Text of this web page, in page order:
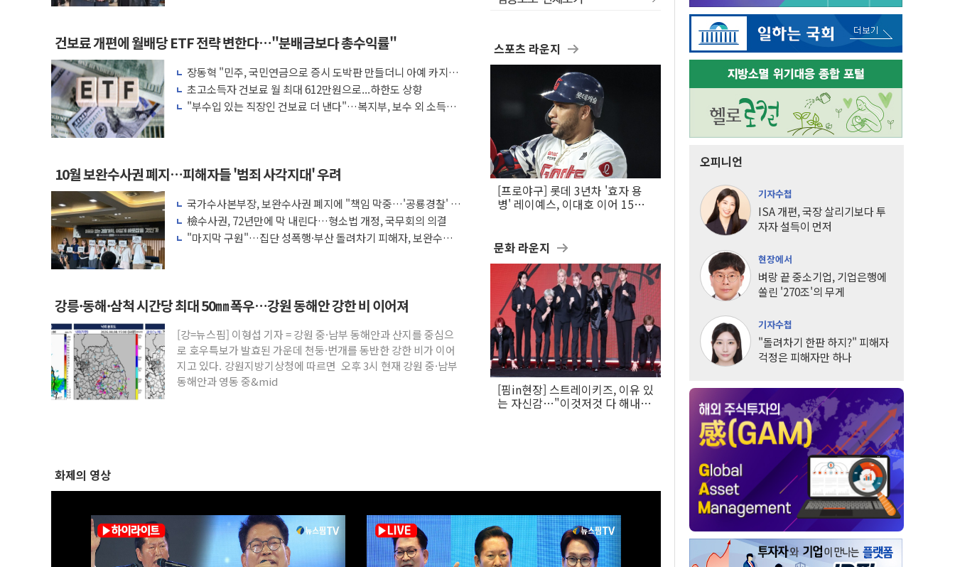
건보료 개편에 월배당 ETF 전략 변한다…"분배금보다 총수익률"
장동혁 "민주, 국민연금으로 증시 도박판 만들더니 아예 카지노
차릴 판"
초고소득자 건보료 월 최대 612만원으로...하한도 상향
"부수입 있는 직장인 건보료 더 낸다"…복지부, 보수 외 소득월
10월 보완수사권 폐지…피해자들 '범죄 사각지대' 우려
국가수사본부장, 보완수사권 폐지에 "책임 막중…'공룡경찰' 우
려 해소"
檢수사권, 72년만에 막 내린다…형소법 개정, 국무회의 의결
"마지막 구원"…집단 성폭행·부산 돌려차기 피해자, 보완수사
강릉·동해·삼척 시간당 최대 50㎜ 폭우…강원 동해안 강한 비 이어져
[강=뉴스핌] 이형섭 기자 = 강원 중·남부 동해안과 산지를 중심으
로 호우특보가 발효된 가운데 천둥·번개를 동반한 강한 비가 이어
지고 있다. 강원지방기상청에 따르면 오후 3시 현재 강원 중·남부
동해안과 영동 중&mid
스포츠 라운지
[프로야구] 롯데 3년차 '효자 용
병' 레이예스, 이대호 이어 15년
문화 라운지
[핌in현장] 스트레이키즈, 이유 있
는 자신감…"이것저것 다 해내는
화제의 영상
오피니언
기자수첩
ISA 개편, 국장 살리기보다 투
자자 설득이 먼저
현장에서
벼랑 끝 중소기업, 기업은행에
쏠린 '270조'의 무게
기자수첩
"돌려차기 한판 하지?" 피해자
걱정은 피해자만 하나